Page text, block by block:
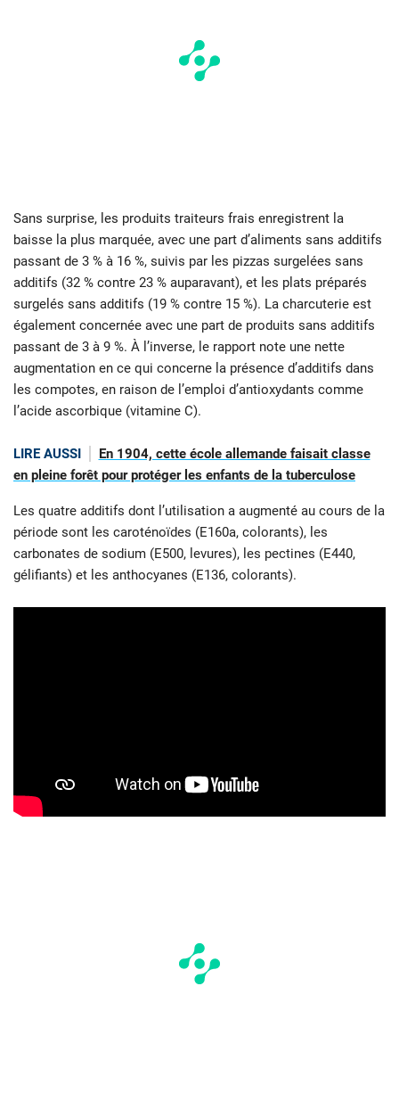
Sans surprise, les produits traiteurs frais enregistrent la
baisse la plus marquée, avec une part d’aliments sans additifs
passant de 3 % à 16 %, suivis par les pizzas surgelées sans
additifs (32 % contre 23 % auparavant), et les plats préparés
surgelés sans additifs (19 % contre 15 %). La charcuterie est
également concernée avec une part de produits sans additifs
passant de 3 à 9 %. À l’inverse, le rapport note une nette
augmentation en ce qui concerne la présence d’additifs dans
les compotes, en raison de l’emploi d’antioxydants comme
l’acide ascorbique (vitamine C).
LIRE AUSSI
En 1904, cette école allemande faisait classe
en pleine forêt pour protéger les enfants de la tuberculose
Les quatre additifs dont l’utilisation a augmenté au cours de la
période sont les caroténoïdes (E160a, colorants), les
carbonates de sodium (E500, levures), les pectines (E440,
gélifiants) et les anthocyanes (E136, colorants).